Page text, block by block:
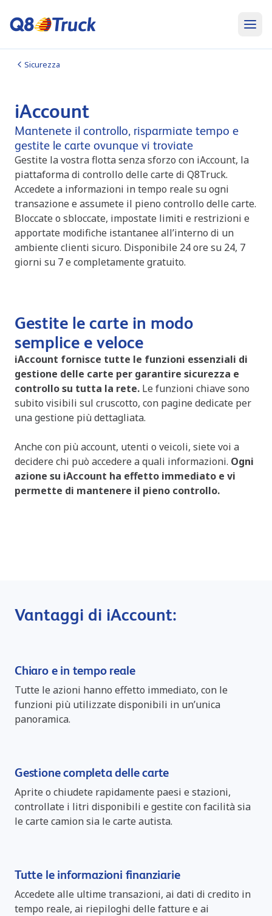
Sicurezza
iAccount
Mantenete il controllo, risparmiate tempo e
gestite le carte ovunque vi troviate
Gestite la vostra flotta senza sforzo con iAccount, la
piattaforma di controllo delle carte di Q8Truck.
Accedete a informazioni in tempo reale su ogni
transazione e assumete il pieno controllo delle carte.
Bloccate o sbloccate, impostate limiti e restrizioni e
apportate modifiche istantanee all’interno di un
ambiente clienti sicuro. Disponibile 24 ore su 24, 7
giorni su 7 e completamente gratuito.
Gestite le carte in modo
semplice e veloce
iAccount fornisce tutte le funzioni essenziali di
gestione delle carte per garantire sicurezza e
controllo su tutta la rete. Le funzioni chiave sono
subito visibili sul cruscotto, con pagine dedicate per
una gestione più dettagliata.
Anche con più account, utenti o veicoli, siete voi a
decidere chi può accedere a quali informazioni. Ogni
azione su iAccount ha effetto immediato e vi
permette di mantenere il pieno controllo.
Vantaggi di iAccount:
Chiaro e in tempo reale
Tutte le azioni hanno effetto immediato, con le
funzioni più utilizzate disponibili in un’unica
panoramica.
Gestione completa delle carte
Aprite o chiudete rapidamente paesi e stazioni,
controllate i litri disponibili e gestite con facilità sia
le carte camion sia le carte autista.
Tutte le informazioni finanziarie
Accedete alle ultime transazioni, ai dati di credito in
tempo reale, ai riepiloghi delle fatture e ai